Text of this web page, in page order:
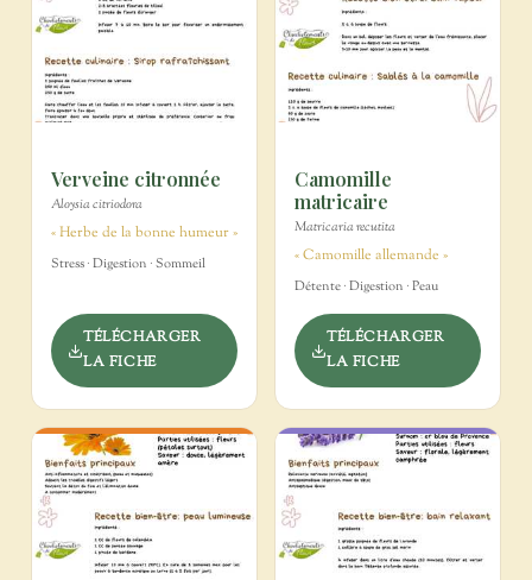
Verveine citronnée
Aloysia citriodora
« Herbe de la bonne humeur »
Stress · Digestion · Sommeil
TÉLÉCHARGER
LA FICHE
Camomille
matricaire
Matricaria recutita
« Camomille allemande »
Détente · Digestion · Peau
TÉLÉCHARGER
LA FICHE